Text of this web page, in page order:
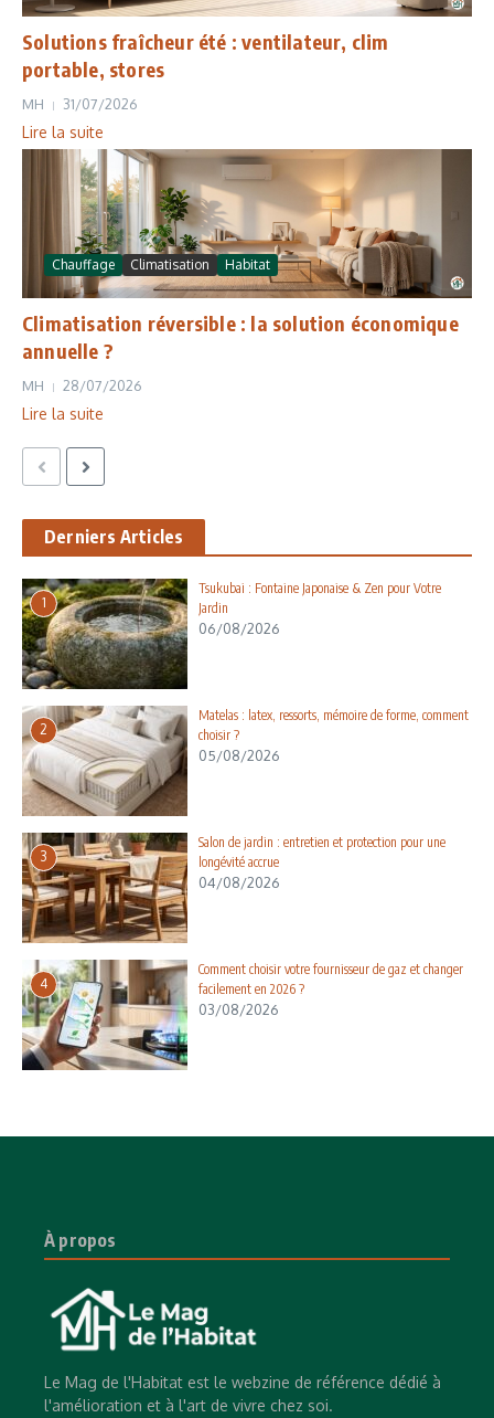
Solutions fraîcheur été : ventilateur, clim
portable, stores
MH 31/07/2026
Lire la suite
Chauffage Climatisation Habitat
Climatisation réversible : la solution économique
annuelle ?
MH 28/07/2026
Lire la suite
Derniers Articles
1
Tsukubai : Fontaine Japonaise & Zen pour Votre
Jardin
06/08/2026
2
Matelas : latex, ressorts, mémoire de forme, comment
choisir ?
05/08/2026
3
Salon de jardin : entretien et protection pour une
longévité accrue
04/08/2026
4
Comment choisir votre fournisseur de gaz et changer
facilement en 2026 ?
03/08/2026
À propos
Le Mag de l'Habitat est le webzine de référence dédié à
l'amélioration et à l'art de vivre chez soi.